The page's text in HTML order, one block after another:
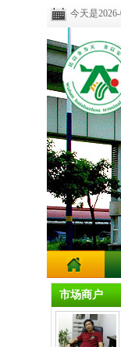
今天是
市场商户